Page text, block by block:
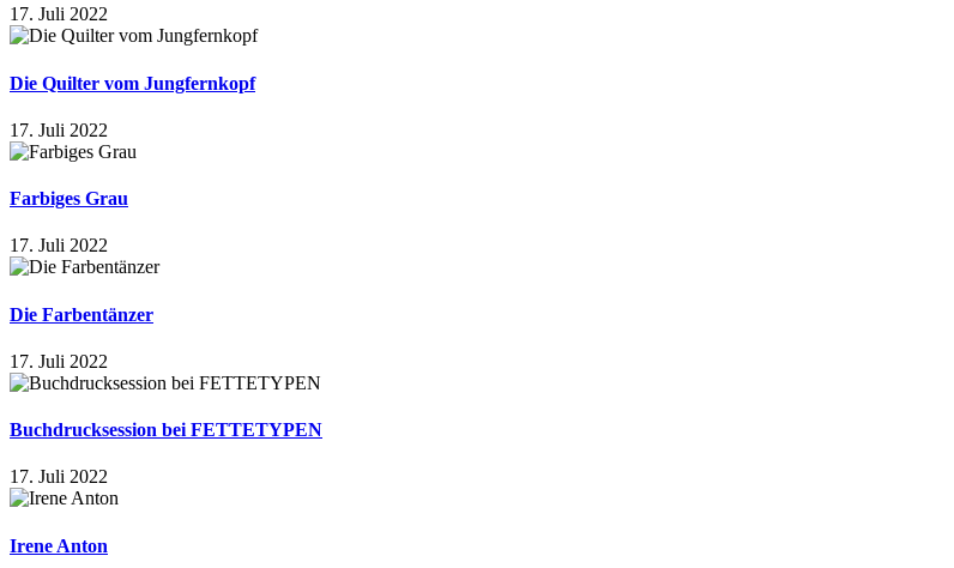
17. Juli 2022
Die Quilter vom Jungfernkopf
17. Juli 2022
Farbiges Grau
17. Juli 2022
Die Farbentänzer
17. Juli 2022
Buchdrucksession bei FETTETYPEN
17. Juli 2022
Irene Anton